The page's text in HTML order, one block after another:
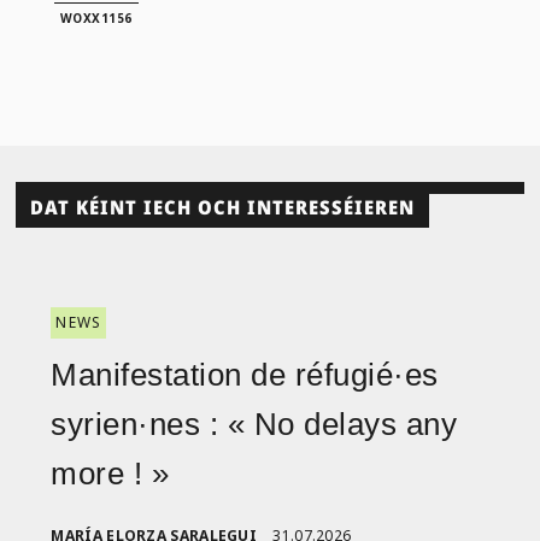
WOXX1156
DAT KÉINT IECH OCH INTERESSÉIEREN
NEWS
Manifestation de réfugié·es
syrien·nes : « No delays any
more ! »
MARÍA ELORZA SARALEGUI 31.07.2026